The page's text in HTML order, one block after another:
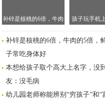
补锌是核桃的6倍，牛肉
的5倍，鲜香味美简单好
做，孩子常吃身体好
孩子玩手机
打骂，学会
子心甘情
补锌是核桃的6倍，牛肉的5倍，
子常吃身体好
本想给孩子取个高大上名字，没
友：没毛病
幼儿园老师称能辨别“穷孩子”和“